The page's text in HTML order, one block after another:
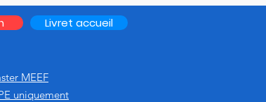
Livret accueil
MEEF
uniquement